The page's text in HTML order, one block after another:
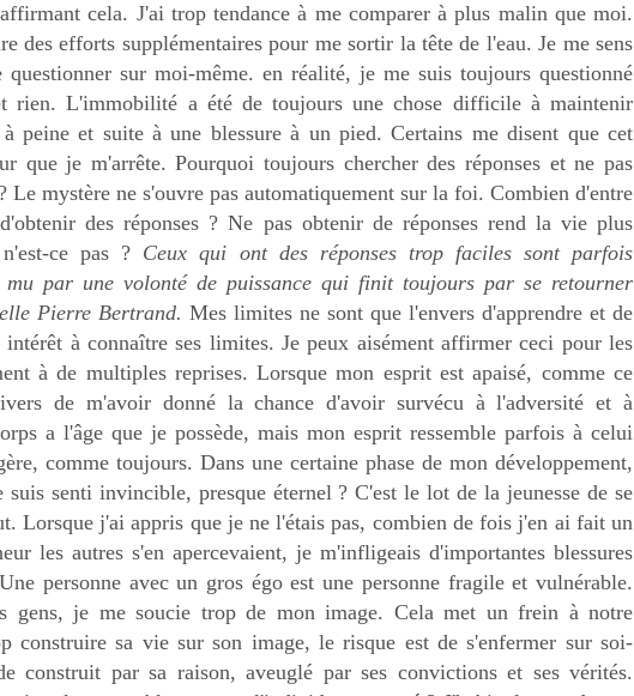
cela. J'ai trop tendance à me comparer à plus malin que moi.
des efforts supplémentaires pour me sortir la tête de l'eau. Je me sens
sur moi-même. en réalité, je me suis toujours questionné
rien. L'immobilité a été de toujours une chose difficile à maintenir
peine et suite à une blessure à un pied. Certains me disent que cet
que je m'arrête. Pourquoi toujours chercher des réponses et ne pas
Le mystère ne s'ouvre pas automatiquement sur la foi. Combien d'entre
des réponses ? Ne pas obtenir de réponses rend la vie plus
ce pas ? Ceux qui ont des réponses trop faciles sont parfois
mu par une volonté de puissance qui finit toujours par se retourner
Pierre Bertrand. Mes limites ne sont que l'envers d'apprendre et de
à connaître ses limites. Je peux aisément affirmer ceci pour les
à de multiples reprises. Lorsque mon esprit est apaisé, comme ce
de m'avoir donné la chance d'avoir survécu à l'adversité et à
a l'âge que je possède, mais mon esprit ressemble parfois à celui
comme toujours. Dans une certaine phase de mon développement,
senti invincible, presque éternel ? C'est le lot de la jeunesse de se
Lorsque j'ai appris que je ne l'étais pas, combien de fois j'en ai fait un
les autres s'en apercevaient, je m'infligeais d'importantes blessures
personne avec un gros égo est une personne fragile et vulnérable.
gens, je me soucie trop de mon image. Cela met un frein à notre
construire sa vie sur son image, le risque est de s'enfermer sur soi-
construit par sa raison, aveuglé par ses convictions et ses vérités.